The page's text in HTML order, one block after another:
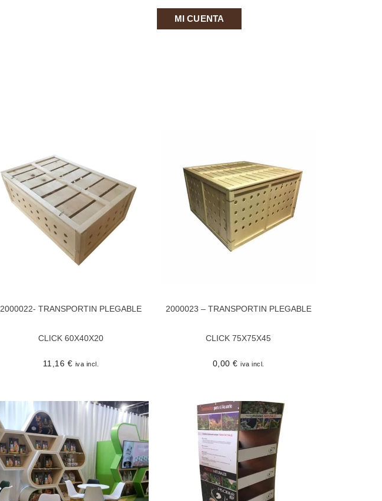
MI CUENTA
2000022- TRANSPORTIN PLEGABLE
CLICK 60X40X20
11,16 € iva incl.
2000023 – TRANSPORTIN PLEGABLE
CLICK 75X75X45
0,00 € iva incl.